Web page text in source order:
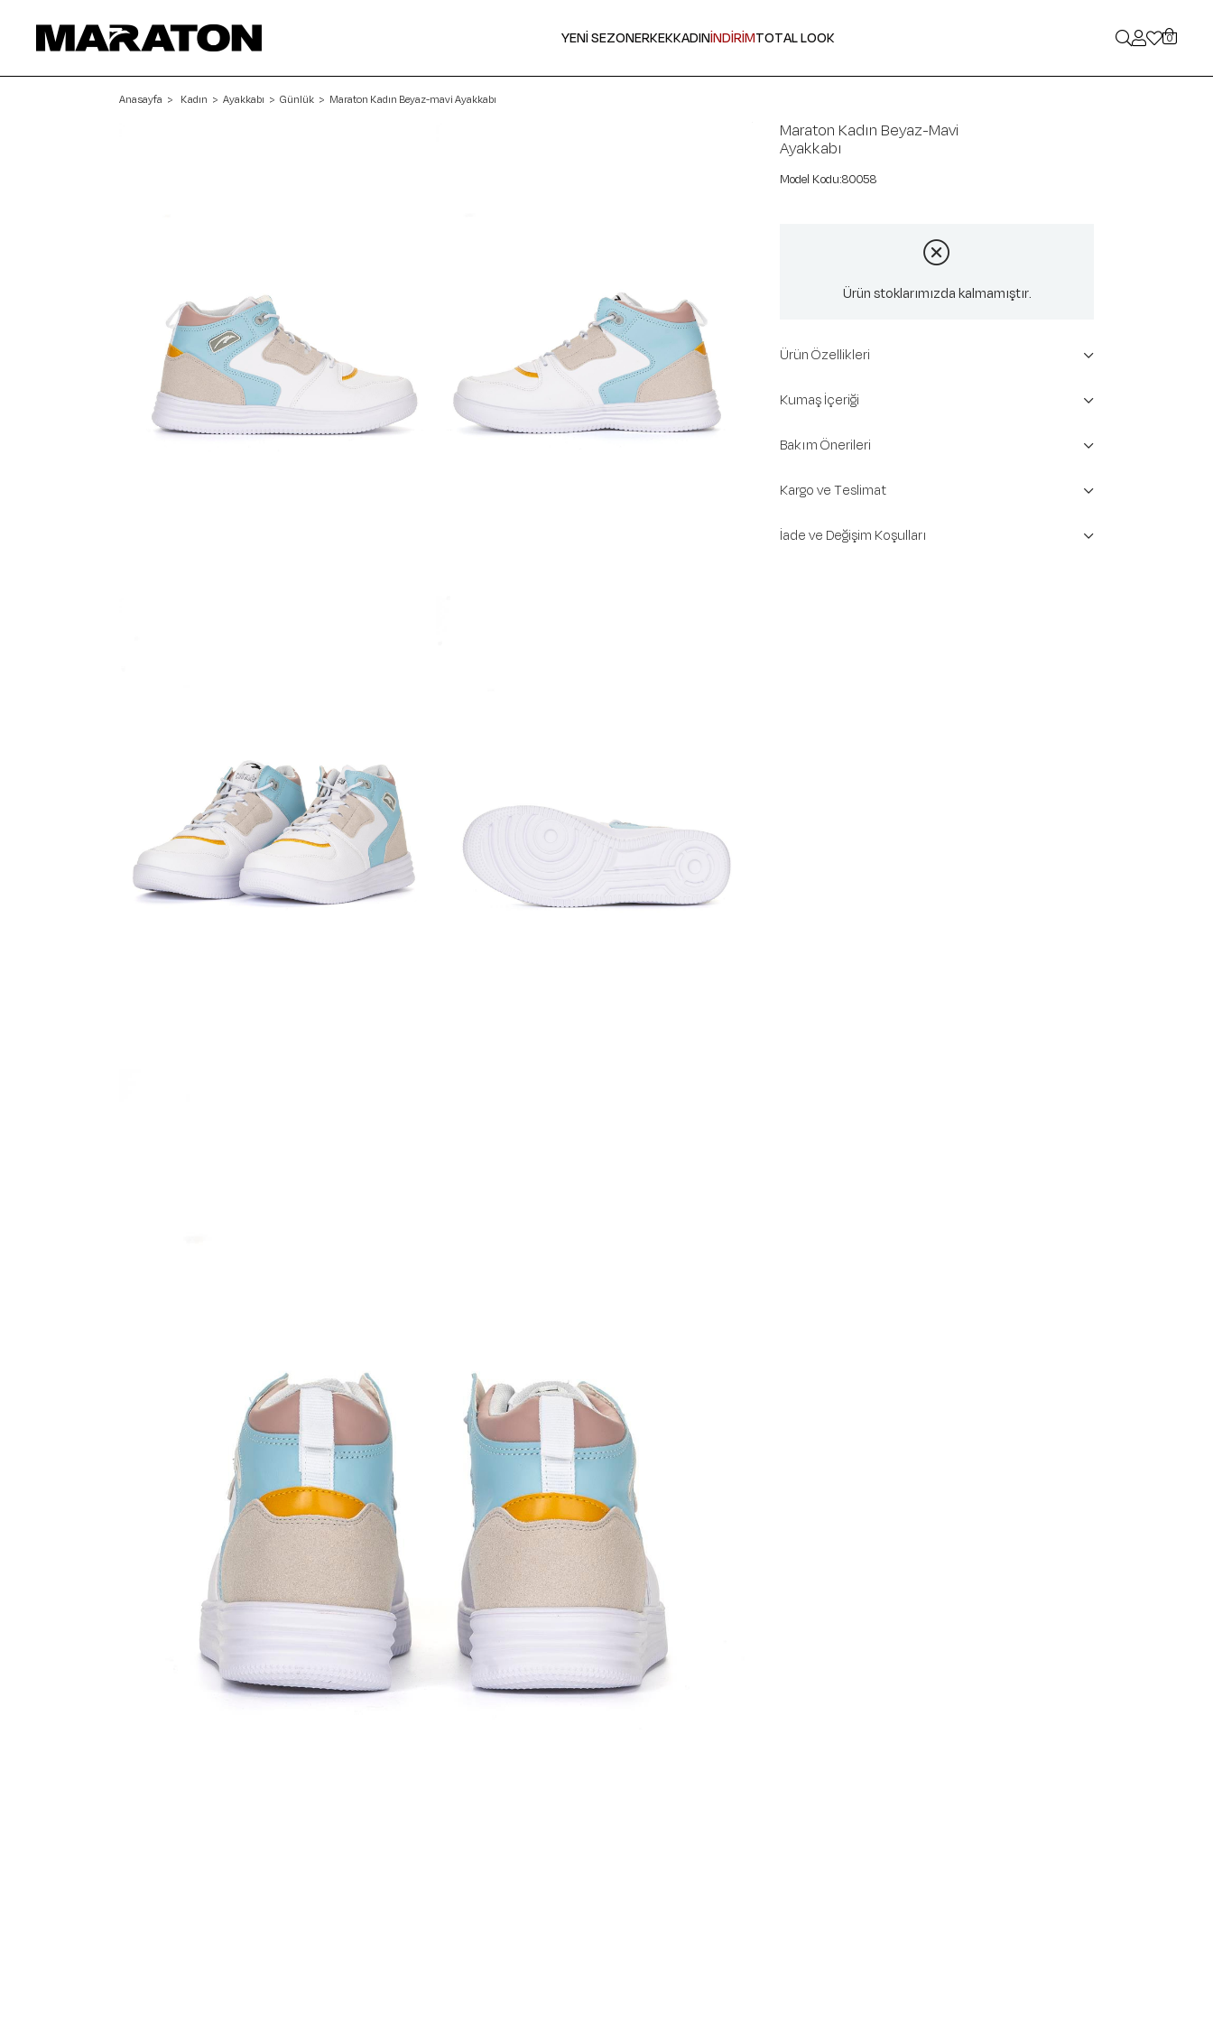
YENİ SEZONERKEKKADINİNDİRİMTOTAL LOOK 0
Anasayfa Kadın Ayakkabı Günlük Maraton Kadın Beyaz-mavi Ayakkabı
Maraton Kadın Beyaz-Mavi
Ayakkabı
80058
Ürün stoklarımızda kalmamıştır.
Ürün Özellikleri
Kumaş İçeriği
Bakım Önerileri
Kargo ve Teslimat
İade ve Değişim Koşulları